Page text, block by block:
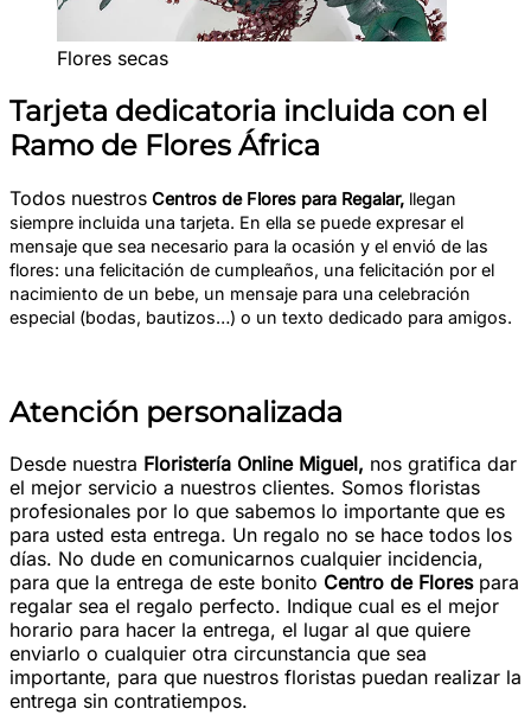
Flores secas
Tarjeta dedicatoria incluida con el
Ramo de Flores África
Todos nuestros Centros de Flores para Regalar, llegan
siempre incluida una tarjeta. En ella se puede expresar el
mensaje que sea necesario para la ocasión y el envió de las
flores: una felicitación de cumpleaños, una felicitación por el
nacimiento de un bebe, un mensaje para una celebración
especial (bodas, bautizos…) o un texto dedicado para amigos.
Atención personalizada
Desde nuestra Floristería Online Miguel, nos gratifica dar
el mejor servicio a nuestros clientes. Somos floristas
profesionales por lo que sabemos lo importante que es
para usted esta entrega. Un regalo no se hace todos los
días. No dude en comunicarnos cualquier incidencia,
para que la entrega de este bonito Centro de Flores para
regalar sea el regalo perfecto. Indique cual es el mejor
horario para hacer la entrega, el lugar al que quiere
enviarlo o cualquier otra circunstancia que sea
importante, para que nuestros floristas puedan realizar la
entrega sin contratiempos.